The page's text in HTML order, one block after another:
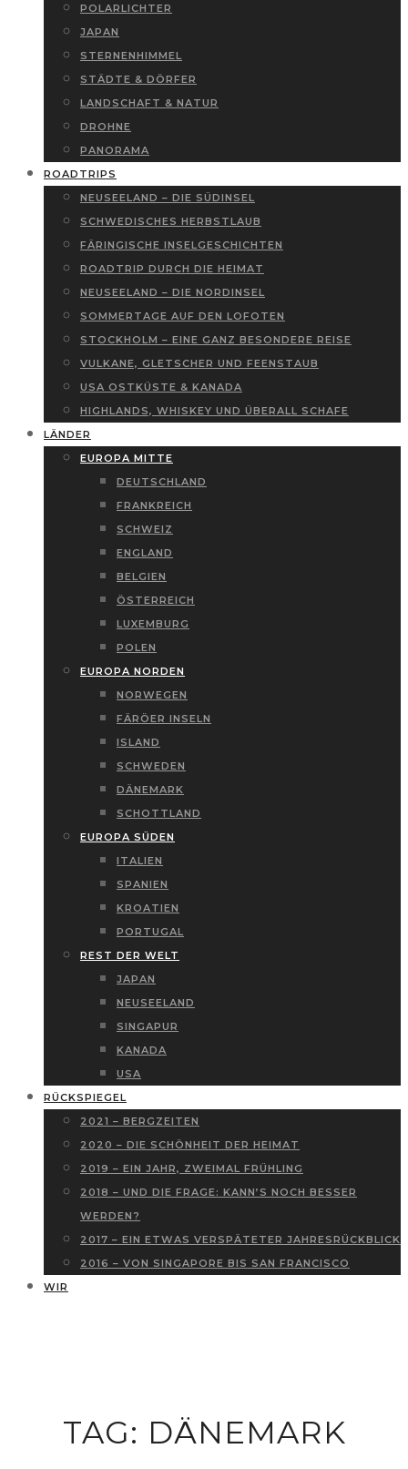
POLARLICHTER
JAPAN
STERNENHIMMEL
STÄDTE & DÖRFER
LANDSCHAFT & NATUR
DROHNE
PANORAMA
ROADTRIPS
NEUSEELAND – DIE SÜDINSEL
SCHWEDISCHES HERBSTLAUB
FÄRINGISCHE INSELGESCHICHTEN
ROADTRIP DURCH DIE HEIMAT
NEUSEELAND – DIE NORDINSEL
SOMMERTAGE AUF DEN LOFOTEN
STOCKHOLM – EINE GANZ BESONDERE REISE
VULKANE, GLETSCHER UND FEENSTAUB
USA OSTKÜSTE & KANADA
HIGHLANDS, WHISKEY UND ÜBERALL SCHAFE
LÄNDER
EUROPA MITTE
DEUTSCHLAND
FRANKREICH
SCHWEIZ
ENGLAND
BELGIEN
ÖSTERREICH
LUXEMBURG
POLEN
EUROPA NORDEN
NORWEGEN
FÄRÖER INSELN
ISLAND
SCHWEDEN
DÄNEMARK
SCHOTTLAND
EUROPA SÜDEN
ITALIEN
SPANIEN
KROATIEN
PORTUGAL
REST DER WELT
JAPAN
NEUSEELAND
SINGAPUR
KANADA
USA
RÜCKSPIEGEL
2021 – BERGZEITEN
2020 – DIE SCHÖNHEIT DER HEIMAT
2019 – EIN JAHR, ZWEIMAL FRÜHLING
2018 – UND DIE FRAGE: KANN’S NOCH BESSER
WERDEN?
2017 – EIN ETWAS VERSPÄTETER JAHRESRÜCKBLICK
2016 – VON SINGAPORE BIS SAN FRANCISCO
WIR
TAG: DÄNEMARK